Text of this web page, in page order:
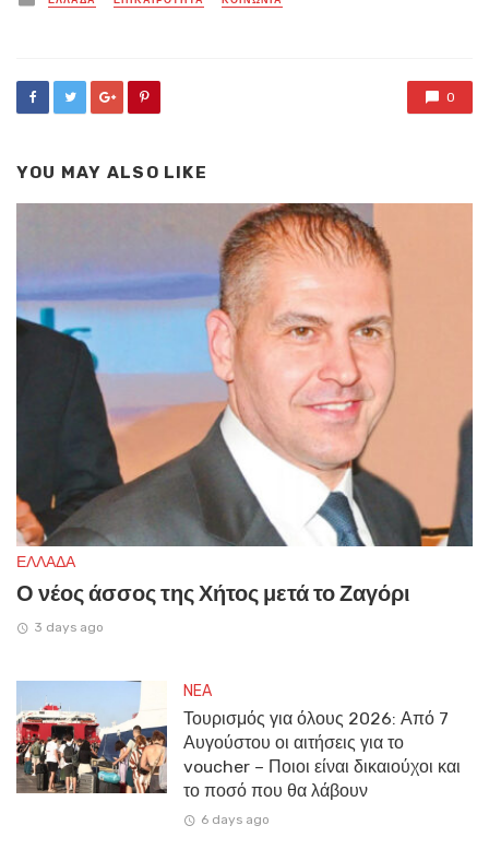
in
0
YOU MAY ALSO LIKE
ΕΛΛΑΔΑ
Ο νέος άσσος της Χήτος μετά το Ζαγόρι
3 days ago
NEA
Τουρισμός για όλους 2026: Από 7
Αυγούστου οι αιτήσεις για το
voucher – Ποιοι είναι δικαιούχοι και
το ποσό που θα λάβουν
6 days ago